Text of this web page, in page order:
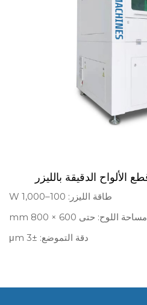
طاقة الليزر: 100–1,000 W
مساحة اللوح: حتى 600 × 800 mm
دقة التموضع: ±3 μm